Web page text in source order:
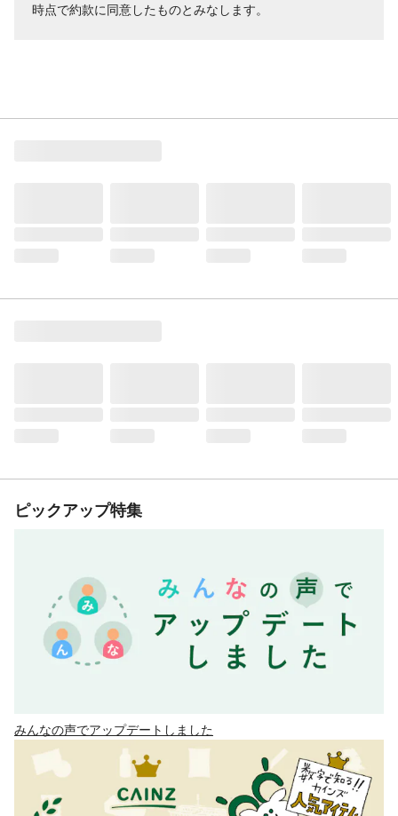
時点で約款に同意したものとみなします。
ピックアップ特集
みんなの声でアップデートしました